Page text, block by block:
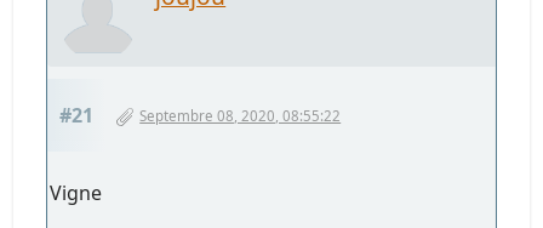
#21 Septembre 08, 2020, 08:55:22
Vigne